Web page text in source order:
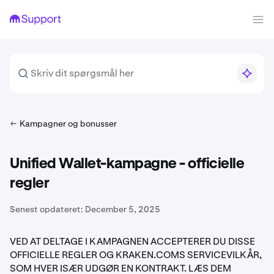
Kampagner og bonusser
Unified Wallet-kampagne - officielle
regler
Senest opdateret: December 5, 2025
VED AT DELTAGE I KAMPAGNEN ACCEPTERER DU DISSE
OFFICIELLE REGLER OG KRAKEN.COMS SERVICEVILKÅR,
SOM HVER ISÆR UDGØR EN KONTRAKT. LÆS DEM